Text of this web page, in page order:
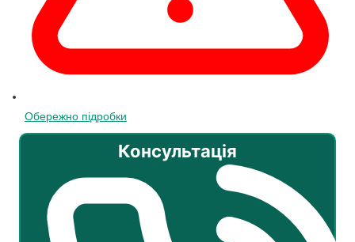
Обережно підробки
Консультація